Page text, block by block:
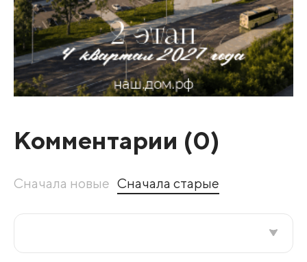
Комментарии (0)
Сначала новые Сначала старые